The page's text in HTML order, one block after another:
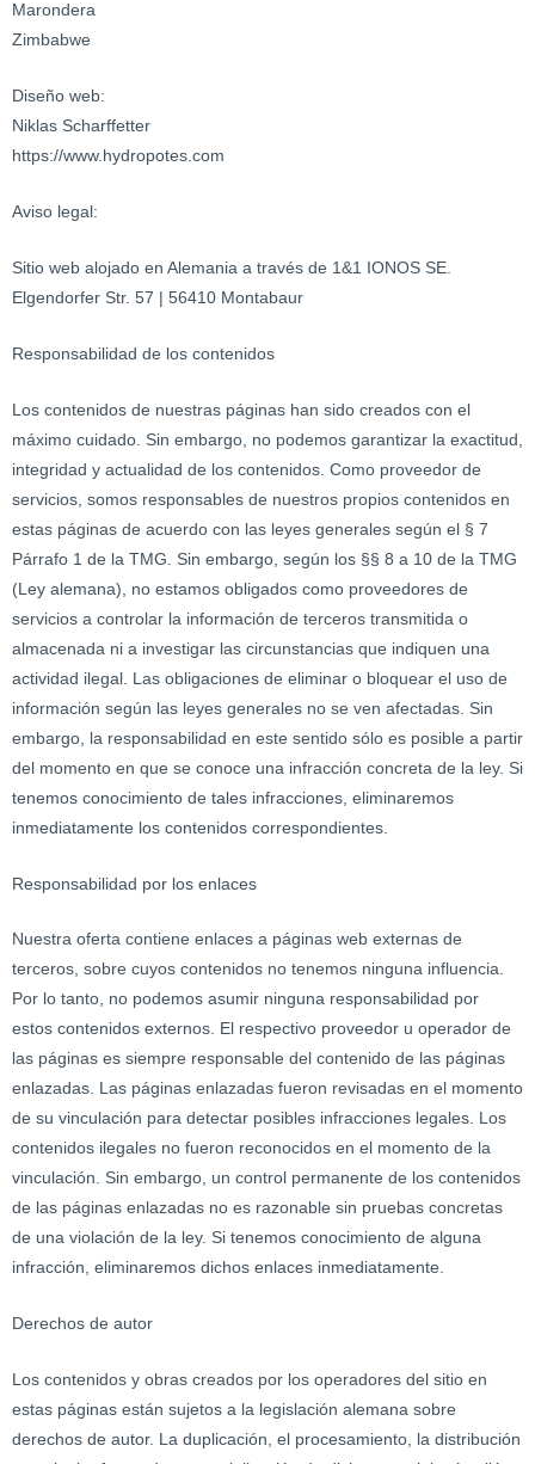
Marondera
Zimbabwe
Diseño web:
Niklas Scharffetter
https://www.hydropotes.com
Aviso legal:
Sitio web alojado en Alemania a través de 1&1 IONOS SE.
Elgendorfer Str. 57 | 56410 Montabaur
Responsabilidad de los contenidos
Los contenidos de nuestras páginas han sido creados con el
máximo cuidado. Sin embargo, no podemos garantizar la exactitud,
integridad y actualidad de los contenidos. Como proveedor de
servicios, somos responsables de nuestros propios contenidos en
estas páginas de acuerdo con las leyes generales según el § 7
Párrafo 1 de la TMG. Sin embargo, según los §§ 8 a 10 de la TMG
(Ley alemana), no estamos obligados como proveedores de
servicios a controlar la información de terceros transmitida o
almacenada ni a investigar las circunstancias que indiquen una
actividad ilegal. Las obligaciones de eliminar o bloquear el uso de
información según las leyes generales no se ven afectadas. Sin
embargo, la responsabilidad en este sentido sólo es posible a partir
del momento en que se conoce una infracción concreta de la ley. Si
tenemos conocimiento de tales infracciones, eliminaremos
inmediatamente los contenidos correspondientes.
Responsabilidad por los enlaces
Nuestra oferta contiene enlaces a páginas web externas de
terceros, sobre cuyos contenidos no tenemos ninguna influencia.
Por lo tanto, no podemos asumir ninguna responsabilidad por
estos contenidos externos. El respectivo proveedor u operador de
las páginas es siempre responsable del contenido de las páginas
enlazadas. Las páginas enlazadas fueron revisadas en el momento
de su vinculación para detectar posibles infracciones legales. Los
contenidos ilegales no fueron reconocidos en el momento de la
vinculación. Sin embargo, un control permanente de los contenidos
de las páginas enlazadas no es razonable sin pruebas concretas
de una violación de la ley. Si tenemos conocimiento de alguna
infracción, eliminaremos dichos enlaces inmediatamente.
Derechos de autor
Los contenidos y obras creados por los operadores del sitio en
estas páginas están sujetos a la legislación alemana sobre
derechos de autor. La duplicación, el procesamiento, la distribución